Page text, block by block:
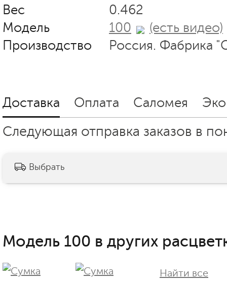
Вес
0.462
Модель
100
(есть видео)
Производство
Россия. Фабрика
Доставка Оплата Саломея
Следующая отправка заказов в
Выбрать
Модель 100 в других
Найти все